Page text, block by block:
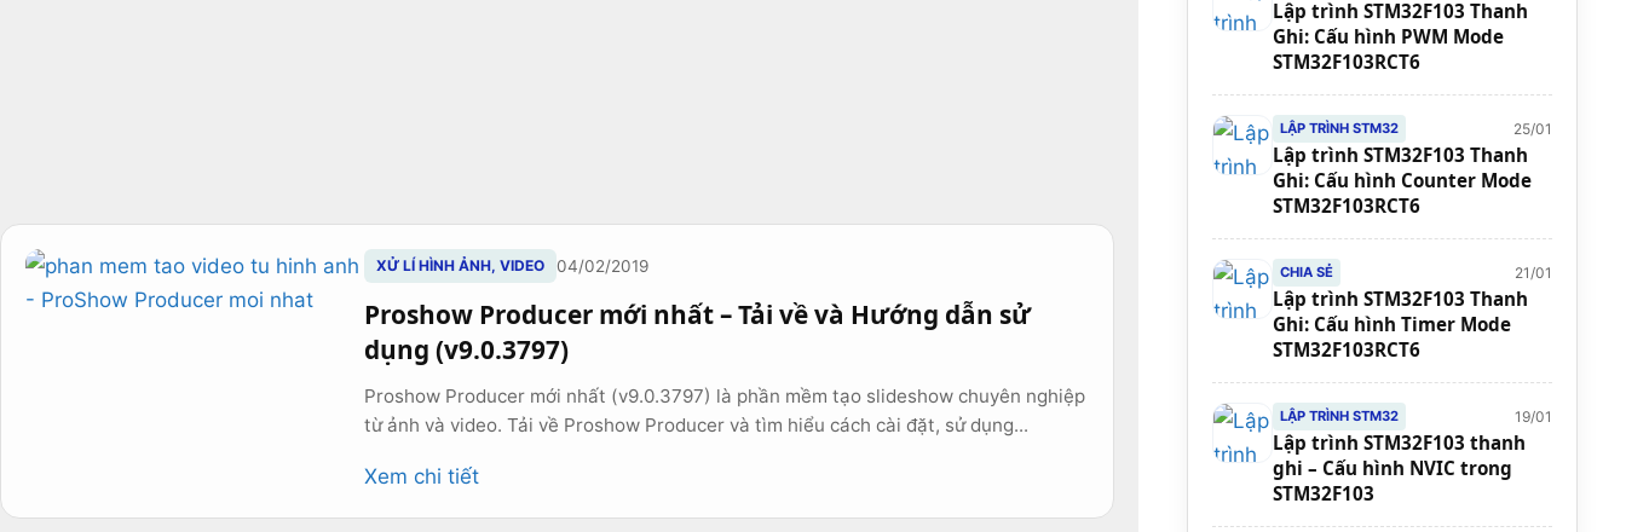
XỬ LÍ HÌNH ẢNH, VIDEO 04/02/2019
Proshow Producer mới nhất – Tải về và Hướng dẫn sử
dụng (v9.0.3797)
Proshow Producer mới nhất (v9.0.3797) là phần mềm tạo slideshow chuyên nghiệp
từ ảnh và video. Tải về Proshow Producer và tìm hiểu cách cài đặt, sử dụng...
Xem chi tiết
Lập trình STM32F103 Thanh
Ghi: Cấu hình PWM Mode
STM32F103RCT6
LẬP TRÌNH STM32 25/01
Lập trình STM32F103 Thanh
Ghi: Cấu hình Counter Mode
STM32F103RCT6
CHIA SẺ 21/01
Lập trình STM32F103 Thanh
Ghi: Cấu hình Timer Mode
STM32F103RCT6
LẬP TRÌNH STM32 19/01
Lập trình STM32F103 thanh
ghi – Cấu hình NVIC trong
STM32F103